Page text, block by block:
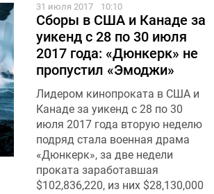
31 июля 2017 10:10
Сборы в США и Канаде за
уикенд с 28 по 30 июля
2017 года: «Дюнкерк» не
пропустил «Эмоджи»
Лидером кинопроката в США и
Канаде за уикенд с 28 по 30
июля 2017 года вторую неделю
подряд стала военная драма
«Дюнкерк», за две недели
проката заработавшая
$102,836,220, из них $28,130,000